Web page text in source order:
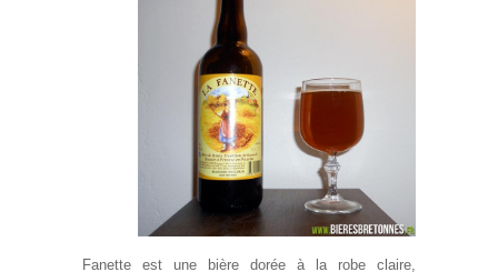
Fanette est une bière dorée à la robe claire,